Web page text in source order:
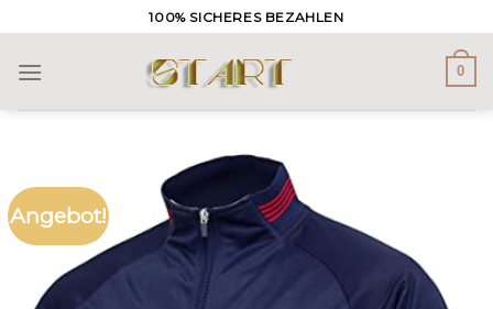
to
content
100% SICHERES BEZAHLEN
0
Angebot!